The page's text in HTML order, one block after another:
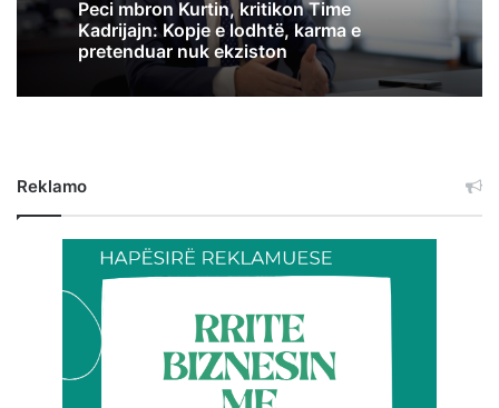
Peci mbron Kurtin, kritikon Time
Kadrijajn: Kopje e lodhtë, karma e
pretenduar nuk ekziston
Reklamo